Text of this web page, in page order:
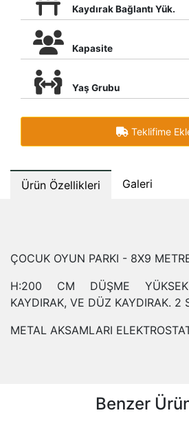
Kaydırak Bağlantı Yük.
Kapasite
Yaş Grubu
Teklifime
Ürün Özellikleri Galeri
ÇOCUK OYUN PARKI - 8X9
H:200 CM DÜŞME
KAYDIRAK, VE DÜZ KAYDIRAK. 2
METAL AKSAMLARI
Benzer